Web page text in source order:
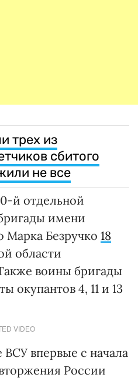
трех из
сбитого
не все
й отдельной
имени
Марка Безручко 18
области
воины бригады
окупантов 4, 11 и 13
VIDEO
впервые с начала
России